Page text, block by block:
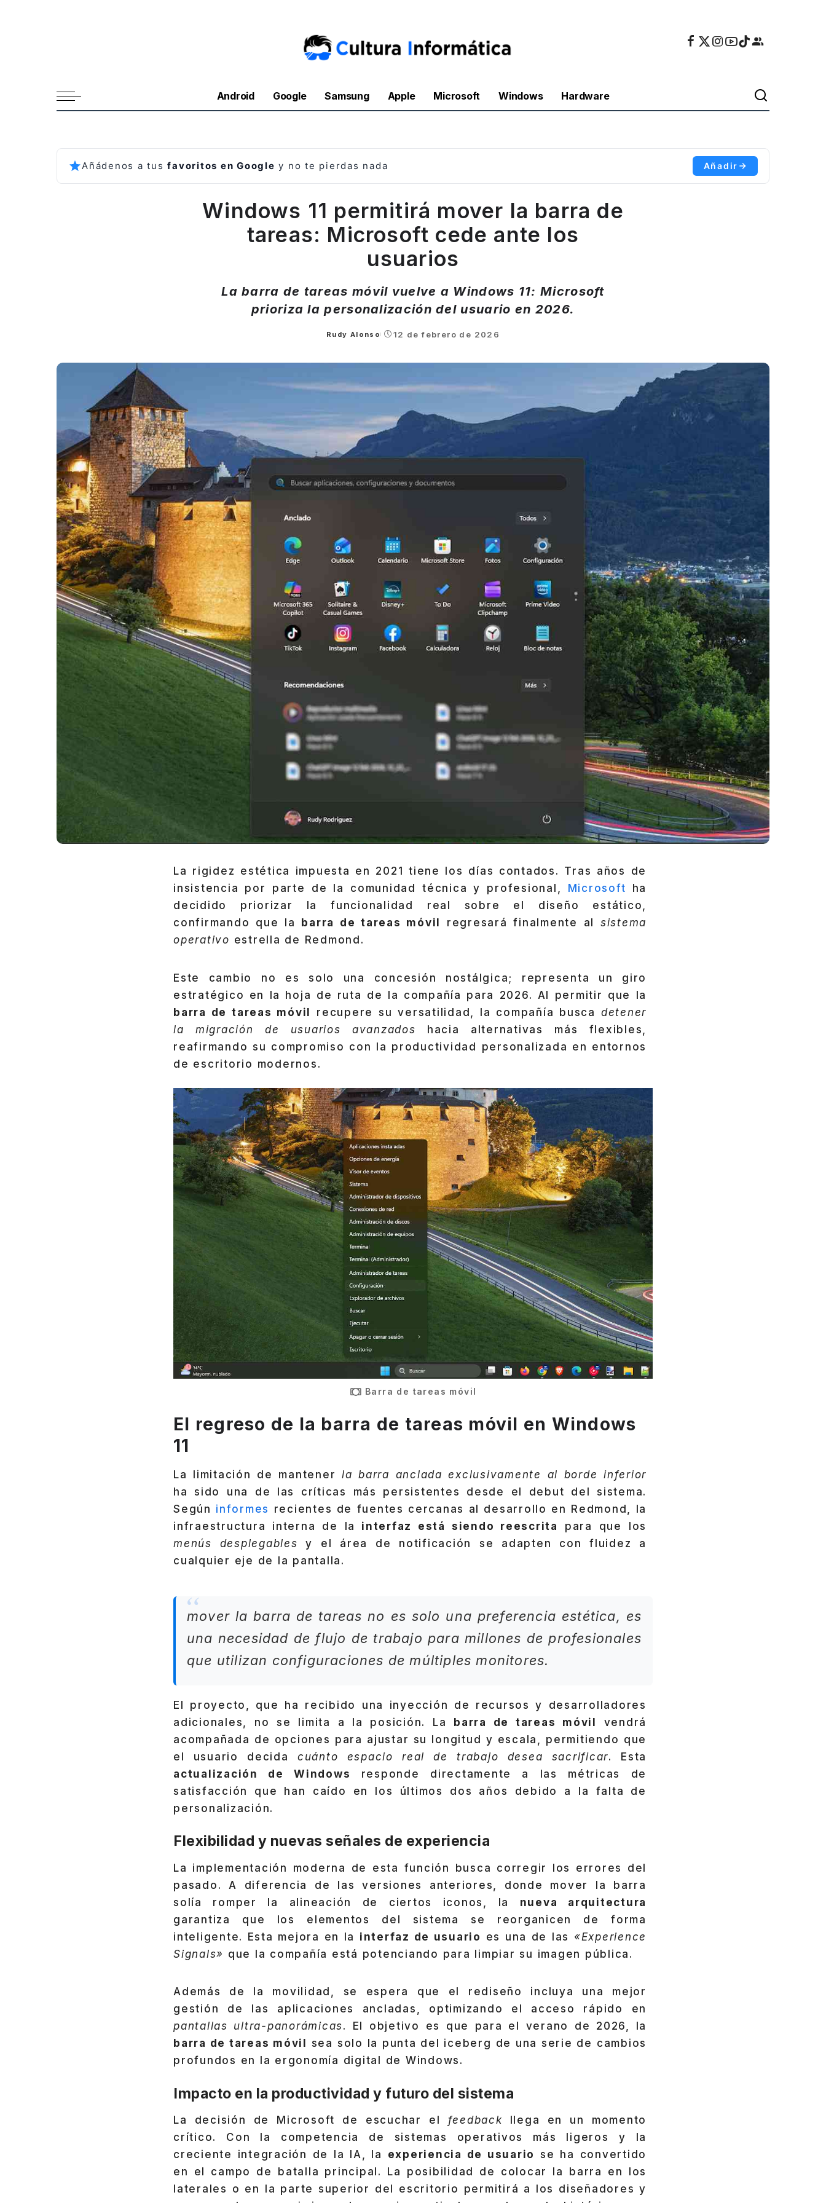
Android Google Samsung Apple Microsoft Windows Hardware
Añádenos a tusfavoritos en Google y no te pierdas nada Añadir
Windows 11 permitirá mover la barra de
tareas: Microsoft cede ante los
usuarios
La barra de tareas móvil vuelve a Windows 11: Microsoft
prioriza la personalización del usuario en 2026.
Posted
Rudy Alonso 12 de febrero de 2026
La rigidez estética impuesta en 2021 tiene los días contados. Tras años de
insistencia por parte de la comunidad técnica y profesional,
Microsoft
ha
decidido priorizar la funcionalidad real sobre el diseño estático,
confirmando que la
barra de tareas móvil regresará finalmente al sistema
operativo estrella de Redmond.
Este cambio no es solo una concesión nostálgica; representa un giro
estratégico en la hoja de ruta de la compañía para 2026. Al permitir que la
barra de tareas móvil
recupere su versatilidad, la compañía busca detener
la migración de usuarios avanzados hacia alternativas más flexibles,
reafirmando su compromiso con la productividad personalizada en entornos
de escritorio modernos.
Barra de tareas móvil
El regreso de la barra de tareas móvil en Windows
11
La limitación de mantener la barra anclada exclusivamente al borde inferior
ha sido una de las críticas más persistentes desde el debut del sistema.
Según informes recientes de fuentes cercanas al desarrollo en Redmond, la
infraestructura interna de la
interfaz está siendo reescrita
para que los
menús desplegables y el área de notificación se adapten con fluidez a
cualquier eje de la pantalla.
mover la barra de tareas no es solo una preferencia estética, es
una necesidad de flujo de trabajo para millones de profesionales
que utilizan configuraciones de múltiples monitores.
El proyecto, que ha recibido una inyección de recursos y desarrolladores
adicionales, no se limita a la posición. La barra de tareas móvil
vendrá
acompañada de opciones para ajustar su longitud y escala, permitiendo que
el usuario decida cuánto espacio real de trabajo desea sacrificar. Esta
actualización de Windows
responde directamente a las métricas de
satisfacción que han caído en los últimos dos años debido a la falta de
personalización.
Flexibilidad y nuevas señales de experiencia
La implementación moderna de esta función busca corregir los errores del
pasado. A diferencia de las versiones anteriores, donde mover la barra
solía romper la alineación de ciertos iconos, la nueva arquitectura
garantiza que los elementos del sistema se reorganicen de forma
inteligente. Esta mejora en la interfaz de usuario es una de las «Experience
Signals» que la compañía está potenciando para limpiar su imagen pública.
Además de la movilidad, se espera que el rediseño incluya una mejor
gestión de las aplicaciones ancladas, optimizando el acceso rápido en
pantallas ultra-panorámicas. El objetivo es que para el verano de 2026, la
barra de tareas móvil
sea solo la punta del iceberg de una serie de cambios
profundos en la ergonomía digital de Windows.
Impacto en la productividad y futuro del sistema
La decisión de Microsoft de escuchar el feedback llega en un momento
crítico. Con la competencia de sistemas operativos más ligeros y la
creciente integración de la IA, la experiencia de usuario se ha convertido
en el campo de batalla principal. La posibilidad de colocar la barra en los
laterales o en la parte superior del escritorio permitirá a los diseñadores y